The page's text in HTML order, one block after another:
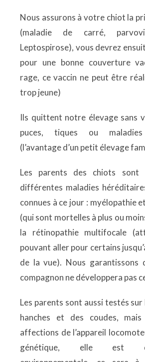
Nous assurons à votre chiot la
(maladie de carré,
Leptospirose), vous devrez
pour une bonne couverture
rage, ce vaccin ne peut être
trop jeune)
Ils quittent notre élevage sans
puces, tiques ou maladies
(l’avantage d’un petit élevage
Les parents des chiots sont
différentes maladies
connues à ce jour : myélopathie
(qui sont mortelles à plus ou
la rétinopathie multifocale
pouvant aller pour certains
de la vue). Nous garantissons
compagnon ne développera pas
Les parents sont aussi testés sur
hanches et des coudes,
affections de l’appareil
génétique, elle est